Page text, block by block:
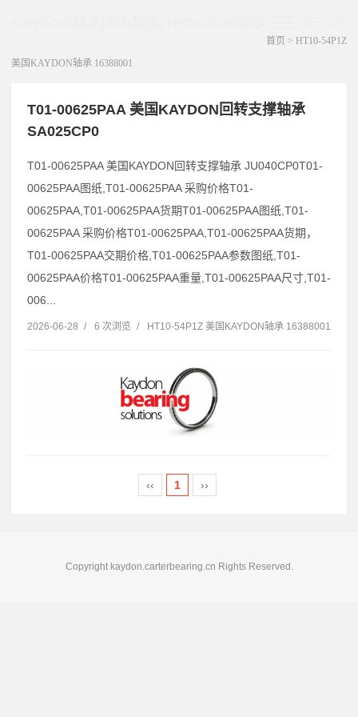
首页 > HT10-54P1Z
美国KAYDON轴承 16388001
T01-00625PAA 美国KAYDON回转支撑轴承
SA025CP0
T01-00625PAA 美国KAYDON回转支撑轴承 JU040CP0T01-
00625PAA图纸,T01-00625PAA 采购价格T01-
00625PAA,T01-00625PAA货期T01-00625PAA图纸,T01-
00625PAA 采购价格T01-00625PAA,T01-00625PAA货期，
T01-00625PAA交期价格,T01-00625PAA参数图纸,T01-
00625PAA价格T01-00625PAA重量,T01-00625PAA尺寸,T01-
006...
2026-06-28 / 6 次浏览 / HT10-54P1Z 美国KAYDON轴承 16388001
‹‹ 1 ››
Copyright kaydon.carterbearing.cn Rights Reserved.